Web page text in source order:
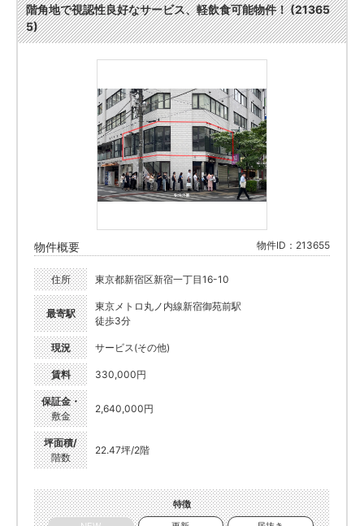
階角地で視認性良好なサービス、軽飲食可能物件！ (21365
5)
物件概要 物件ID：213655
住所 東京都新宿区新宿一丁目16-10
最寄駅
東京メトロ丸ノ内線新宿御苑前駅
徒歩3分
現況 サービス(その他)
賃料 330,000円
保証金・
敷金
2,640,000円
坪面積/
階数
22.47坪/2階
特徴